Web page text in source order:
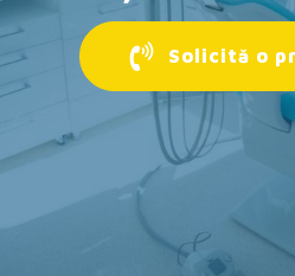
Solicită o